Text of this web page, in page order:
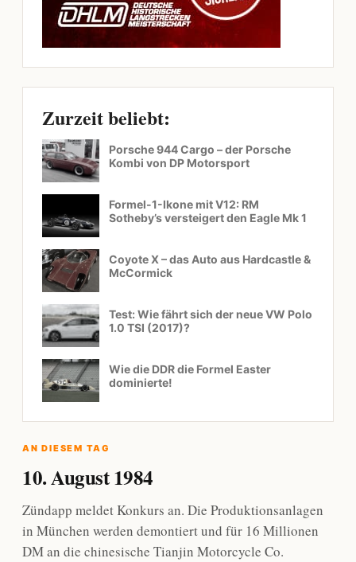
Zurzeit beliebt:
Porsche 944 Cargo – der Porsche
Kombi von DP Motorsport
Formel-1-Ikone mit V12: RM
Sotheby’s versteigert den Eagle Mk 1
Coyote X – das Auto aus Hardcastle &
McCormick
Test: Wie fährt sich der neue VW Polo
1.0 TSI (2017)?
Wie die DDR die Formel Easter
dominierte!
AN DIESEM TAG
10. August 1984
Zündapp meldet Konkurs an. Die Produktionsanlagen
in München werden demontiert und für 16 Millionen
DM an die chinesische Tianjin Motorcycle Co.